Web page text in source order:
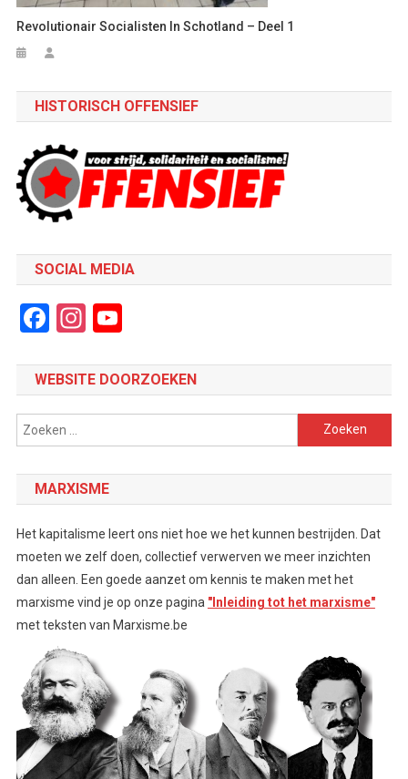
Revolutionair Socialisten In Schotland – Deel 1
HISTORISCH OFFENSIEF
SOCIAL MEDIA
Facebook
Instagram
YouTube
WEBSITE DOORZOEKEN
Zoeken
naar:
MARXISME
Het kapitalisme leert ons niet hoe we het kunnen bestrijden. Dat
moeten we zelf doen, collectief verwerven we meer inzichten
dan alleen. Een goede aanzet om kennis te maken met het
marxisme vind je op onze pagina "Inleiding tot het marxisme"
met teksten van Marxisme.be